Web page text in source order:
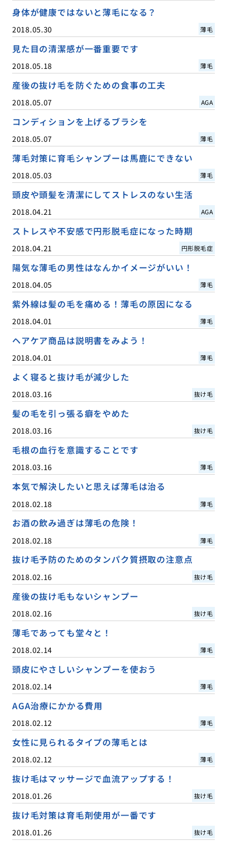
身体が健康ではないと薄毛になる？
2018.05.30 薄毛
見た目の清潔感が一番重要です
2018.05.18 薄毛
産後の抜け毛を防ぐための食事の工夫
2018.05.07 AGA
コンディションを上げるブラシを
2018.05.07 薄毛
薄毛対策に育毛シャンプーは馬鹿にできない
2018.05.03 薄毛
頭皮や頭髪を清潔にしてストレスのない生活
2018.04.21 AGA
ストレスや不安感で円形脱毛症になった時期
2018.04.21 円形脱毛症
陽気な薄毛の男性はなんかイメージがいい！
2018.04.05 薄毛
紫外線は髪の毛を痛める！薄毛の原因になる
2018.04.01 薄毛
ヘアケア商品は説明書をみよう！
2018.04.01 薄毛
よく寝ると抜け毛が減少した
2018.03.16 抜け毛
髪の毛を引っ張る癖をやめた
2018.03.16 抜け毛
毛根の血行を意識することです
2018.03.16 薄毛
本気で解決したいと思えば薄毛は治る
2018.02.18 薄毛
お酒の飲み過ぎは薄毛の危険！
2018.02.18 薄毛
抜け毛予防のためのタンパク質摂取の注意点
2018.02.16 抜け毛
産後の抜け毛もないシャンプー
2018.02.16 抜け毛
薄毛であっても堂々と！
2018.02.14 薄毛
頭皮にやさしいシャンプーを使おう
2018.02.14 薄毛
AGA治療にかかる費用
2018.02.12 薄毛
女性に見られるタイプの薄毛とは
2018.02.12 薄毛
抜け毛はマッサージで血流アップする！
2018.01.26 抜け毛
抜け毛対策は育毛剤使用が一番です
2018.01.26 抜け毛